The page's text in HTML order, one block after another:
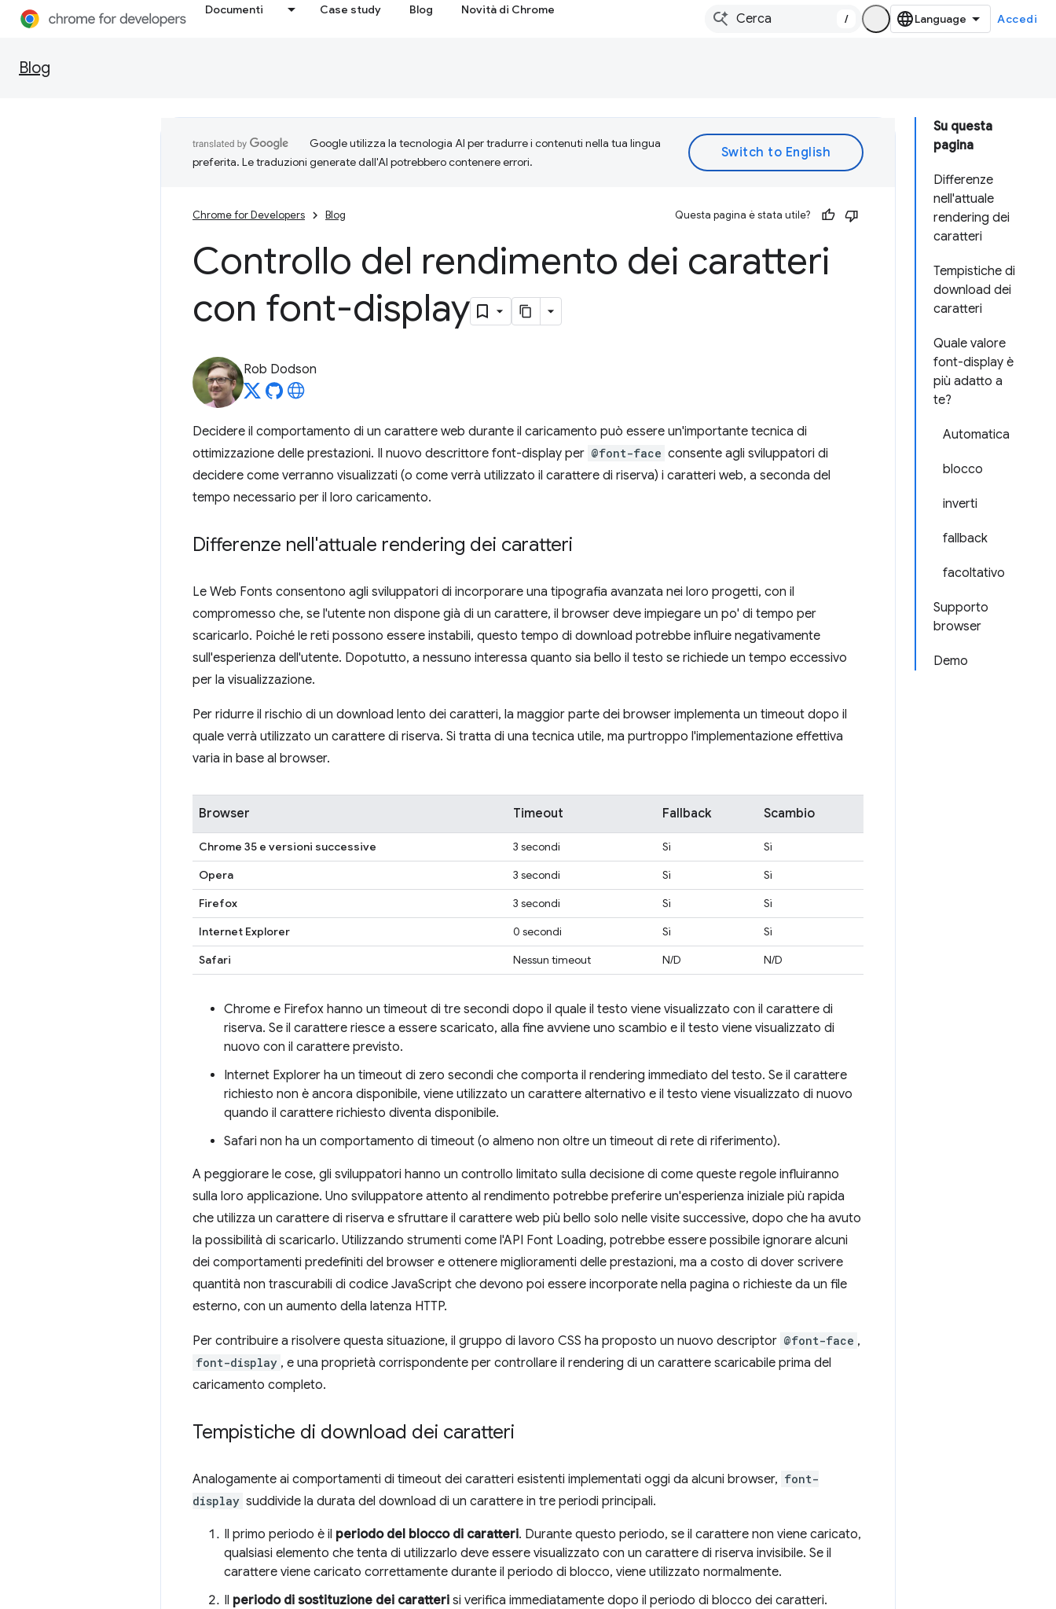
Documenti Case study Blog Novità di Chrome
/ Accedi
Blog
Su questa
pagina
Differenze
nell'attuale
rendering dei
caratteri
Tempistiche di
download dei
caratteri
Quale valore
font-display è
più adatto a
te?
Automatica
blocco
inverti
fallback
facoltativo
Supporto
browser
Demo
Google utilizza la tecnologia AI per tradurre i contenuti nella tua lingua
preferita. Le traduzioni generate dall'AI potrebbero contenere errori.
Chrome for Developers Blog Questa pagina è stata utile?
Controllo del rendimento dei caratteri
con font-display
Rob Dodson
Decidere il comportamento di un carattere web durante il caricamento può essere un'importante tecnica di
ottimizzazione delle prestazioni. Il nuovo descrittore font-display per @font-face consente agli sviluppatori di
decidere come verranno visualizzati (o come verrà utilizzato il carattere di riserva) i caratteri web, a seconda del
tempo necessario per il loro caricamento.
Differenze nell'attuale rendering dei caratteri
Le Web Fonts consentono agli sviluppatori di incorporare una tipografia avanzata nei loro progetti, con il
compromesso che, se l'utente non dispone già di un carattere, il browser deve impiegare un po' di tempo per
scaricarlo. Poiché le reti possono essere instabili, questo tempo di download potrebbe influire negativamente
sull'esperienza dell'utente. Dopotutto, a nessuno interessa quanto sia bello il testo se richiede un tempo eccessivo
per la visualizzazione.
Per ridurre il rischio di un download lento dei caratteri, la maggior parte dei browser implementa un timeout dopo il
quale verrà utilizzato un carattere di riserva. Si tratta di una tecnica utile, ma purtroppo l'implementazione effettiva
varia in base al browser.
Browser Timeout Fallback Scambio
Chrome 35 e versioni successive 3 secondi Sì
Sì
Opera
3 secondi Sì
Sì
Firefox
3 secondi Sì
Sì
Internet Explorer
0 secondi Sì
Sì
Safari
Nessun timeout N/D N/D
Chrome e Firefox hanno un timeout di tre secondi dopo il quale il testo viene visualizzato con il carattere di
riserva. Se il carattere riesce a essere scaricato, alla fine avviene uno scambio e il testo viene visualizzato di
nuovo con il carattere previsto.
Internet Explorer ha un timeout di zero secondi che comporta il rendering immediato del testo. Se il carattere
richiesto non è ancora disponibile, viene utilizzato un carattere alternativo e il testo viene visualizzato di nuovo
quando il carattere richiesto diventa disponibile.
Safari non ha un comportamento di timeout (o almeno non oltre un timeout di rete di riferimento).
A peggiorare le cose, gli sviluppatori hanno un controllo limitato sulla decisione di come queste regole influiranno
sulla loro applicazione. Uno sviluppatore attento al rendimento potrebbe preferire un'esperienza iniziale più rapida
che utilizza un carattere di riserva e sfruttare il carattere web più bello solo nelle visite successive, dopo che ha avuto
la possibilità di scaricarlo. Utilizzando strumenti come l'API Font Loading, potrebbe essere possibile ignorare alcuni
dei comportamenti predefiniti del browser e ottenere miglioramenti delle prestazioni, ma a costo di dover scrivere
quantità non trascurabili di codice JavaScript che devono poi essere incorporate nella pagina o richieste da un file
esterno, con un aumento della latenza HTTP.
Per contribuire a risolvere questa situazione, il gruppo di lavoro CSS ha proposto un nuovo descriptor @font-face ,
font-display , e una proprietà corrispondente per controllare il rendering di un carattere scaricabile prima del
caricamento completo.
Tempistiche di download dei caratteri
Analogamente ai comportamenti di timeout dei caratteri esistenti implementati oggi da alcuni browser, font-
display suddivide la durata del download di un carattere in tre periodi principali.
Il primo periodo è il periodo del blocco di caratteri. Durante questo periodo, se il carattere non viene caricato,
qualsiasi elemento che tenta di utilizzarlo deve essere visualizzato con un carattere di riserva invisibile. Se il
carattere viene caricato correttamente durante il periodo di blocco, viene utilizzato normalmente.
Il periodo di sostituzione dei caratteri si verifica immediatamente dopo il periodo di blocco dei caratteri.